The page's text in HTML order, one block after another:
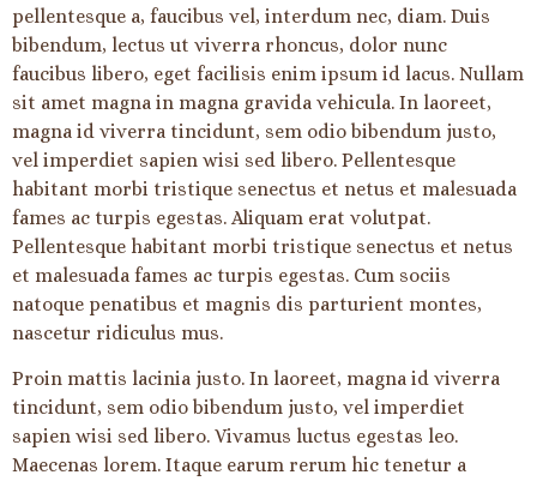
pellentesque a, faucibus vel, interdum nec, diam. Duis
bibendum, lectus ut viverra rhoncus, dolor nunc
faucibus libero, eget facilisis enim ipsum id lacus. Nullam
sit amet magna in magna gravida vehicula. In laoreet,
magna id viverra tincidunt, sem odio bibendum justo,
vel imperdiet sapien wisi sed libero. Pellentesque
habitant morbi tristique senectus et netus et malesuada
fames ac turpis egestas. Aliquam erat volutpat.
Pellentesque habitant morbi tristique senectus et netus
et malesuada fames ac turpis egestas. Cum sociis
natoque penatibus et magnis dis parturient montes,
nascetur ridiculus mus.
Proin mattis lacinia justo. In laoreet, magna id viverra
tincidunt, sem odio bibendum justo, vel imperdiet
sapien wisi sed libero. Vivamus luctus egestas leo.
Maecenas lorem. Itaque earum rerum hic tenetur a